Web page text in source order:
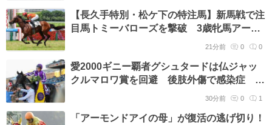
【長久手特別・松ケ下の特注馬】新馬戦で注
目馬トミーバローズを撃破 3歳牝馬アーリ
21分前 0 0
愛2000ギニー覇者グシュタードは仏ジャッ
クルマロワ賞を回避 後肢外傷で感染症 当
30分前 0 1
「アーモンドアイの母」が復活の逃げ切り！